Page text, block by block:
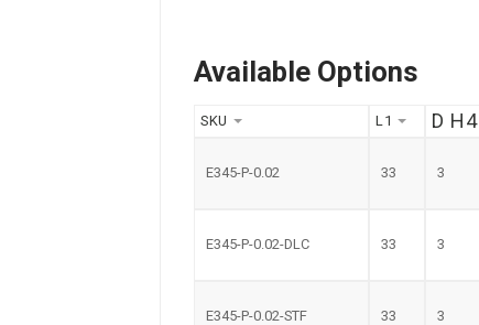
Available Options
SKU L1 D H4
E345-P-0.02 33 3
E345-P-0.02-DLC 33 3
E345-P-0.02-STF 33 3